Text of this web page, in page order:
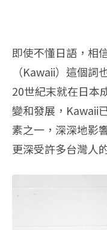
即使不懂日語，相
（Kawaii）這個
20世紀末就在日本
變和發展，Kawaii
素之一，深深地影
更深受許多台灣人